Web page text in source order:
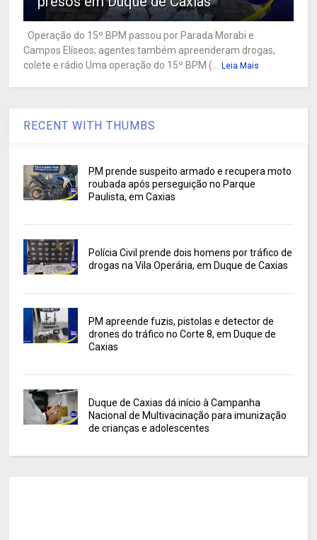
Operação do 15º BPM passou por Parada Morabi e
Campos Elíseos; agentes também apreenderam drogas,
colete e rádio Uma operação do 15º BPM (... Leia Mais
RECENT WITH THUMBS
PM prende suspeito armado e recupera moto
roubada após perseguição no Parque
Paulista, em Caxias
Polícia Civil prende dois homens por tráfico de
drogas na Vila Operária, em Duque de Caxias
PM apreende fuzis, pistolas e detector de
drones do tráfico no Corte 8, em Duque de
Caxias
Duque de Caxias dá início à Campanha
Nacional de Multivacinação para imunização
de crianças e adolescentes